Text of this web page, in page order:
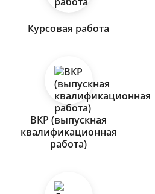
Курсовая работа
ВКР (выпускная
квалификационная
работа)